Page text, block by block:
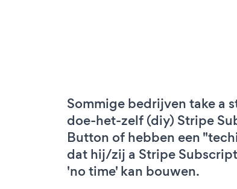
Sommige bedrijven take a
doe-het-zelf (diy) Stripe
Button of hebben een
dat hij/zij a Stripe
'no time' kan bouwen.